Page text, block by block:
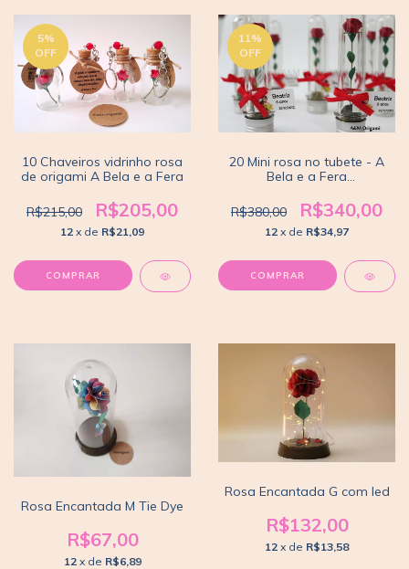
5%
OFF
10 Chaveiros vidrinho rosa
de origami A Bela e a Fera
R$215,00 R$205,00
12 x de R$21,09
COMPRAR
11%
OFF
20 Mini rosa no tubete - A
Bela e a Fera
R$380,00
R$340,00
12 x de R$34,97
COMPRAR
Rosa Encantada M Tie Dye
R$67,00
12 x de R$6,89
Rosa Encantada G com led
R$132,00
12 x de R$13,58